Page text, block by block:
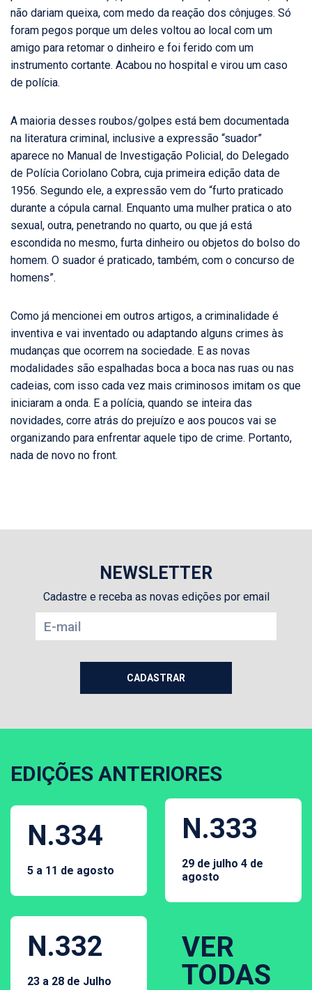
não dariam queixa, com medo da reação dos cônjuges. Só
foram pegos porque um deles voltou ao local com um
amigo para retomar o dinheiro e foi ferido com um
instrumento cortante. Acabou no hospital e virou um caso
de polícia.
A maioria desses roubos/golpes está bem documentada
na literatura criminal, inclusive a expressão “suador”
aparece no Manual de Investigação Policial, do Delegado
de Polícia Coriolano Cobra, cuja primeira edição data de
1956. Segundo ele, a expressão vem do “furto praticado
durante a cópula carnal. Enquanto uma mulher pratica o ato
sexual, outra, penetrando no quarto, ou que já está
escondida no mesmo, furta dinheiro ou objetos do bolso do
homem. O suador é praticado, também, com o concurso de
homens”.
Como já mencionei em outros artigos, a criminalidade é
inventiva e vai inventado ou adaptando alguns crimes às
mudanças que ocorrem na sociedade. E as novas
modalidades são espalhadas boca a boca nas ruas ou nas
cadeias, com isso cada vez mais criminosos imitam os que
iniciaram a onda. E a polícia, quando se inteira das
novidades, corre atrás do prejuízo e aos poucos vai se
organizando para enfrentar aquele tipo de crime. Portanto,
nada de novo no front.
NEWSLETTER
Cadastre e receba as novas edições por email
EDIÇÕES ANTERIORES
N.334
5 a 11 de agosto
N.333
29 de julho 4 de
agosto
N.332
23 a 28 de Julho
VER
TODAS